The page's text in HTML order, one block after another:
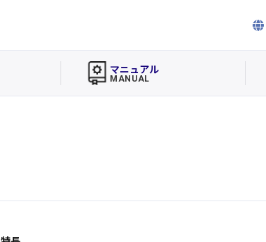
マニュアル
MANUAL